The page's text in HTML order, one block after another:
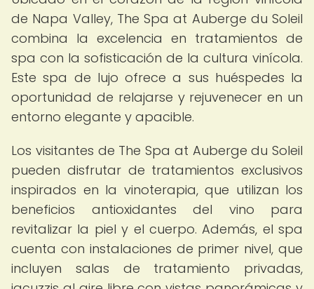
de Napa Valley, The Spa at Auberge du Soleil
combina la excelencia en tratamientos de
spa con la sofisticación de la cultura vinícola.
Este spa de lujo ofrece a sus huéspedes la
oportunidad de relajarse y rejuvenecer en un
entorno elegante y apacible.
Los visitantes de The Spa at Auberge du Soleil
pueden disfrutar de tratamientos exclusivos
inspirados en la vinoterapia, que utilizan los
beneficios antioxidantes del vino para
revitalizar la piel y el cuerpo. Además, el spa
cuenta con instalaciones de primer nivel, que
incluyen salas de tratamiento privadas,